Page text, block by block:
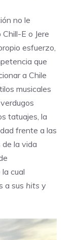
no le
E o Jere
esfuerzo,
que
a Chile
musicales
tatuajes, la
frente a las
la vida
cual
a sus hits y